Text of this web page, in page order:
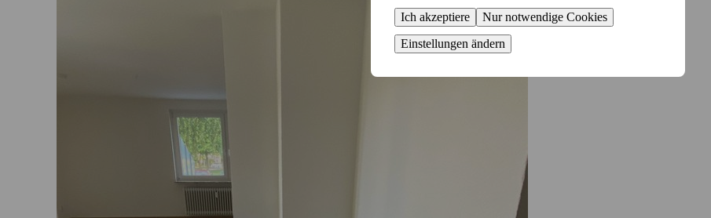
Ich akzeptiere
Nur notwendige Cookies
Einstellungen ändern